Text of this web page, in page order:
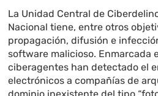
La Unidad Central de
Nacional tiene, entre otros
propagación, difusión e
software malicioso. Enmarcada
ciberagentes han detectado el
electrónicos a compañías de